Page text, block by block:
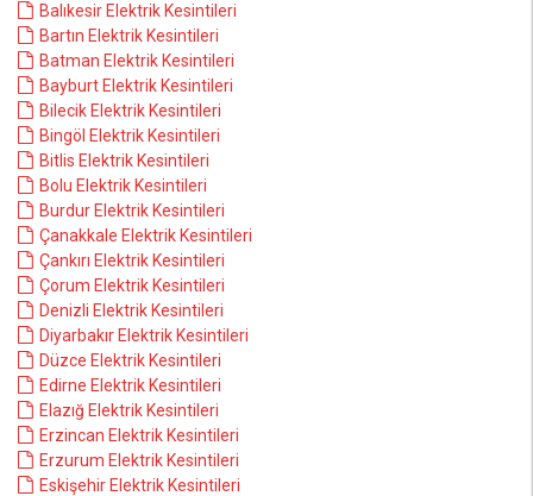
Balıkesir Elektrik Kesintileri
Bartın Elektrik Kesintileri
Batman Elektrik Kesintileri
Bayburt Elektrik Kesintileri
Bilecik Elektrik Kesintileri
Bingöl Elektrik Kesintileri
Bitlis Elektrik Kesintileri
Bolu Elektrik Kesintileri
Burdur Elektrik Kesintileri
Çanakkale Elektrik Kesintileri
Çankırı Elektrik Kesintileri
Çorum Elektrik Kesintileri
Denizli Elektrik Kesintileri
Diyarbakır Elektrik Kesintileri
Düzce Elektrik Kesintileri
Edirne Elektrik Kesintileri
Elazığ Elektrik Kesintileri
Erzincan Elektrik Kesintileri
Erzurum Elektrik Kesintileri
Eskişehir Elektrik Kesintileri